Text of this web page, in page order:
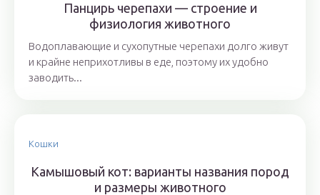
Панцирь черепахи — строение и
физиология животного
Водоплавающие и сухопутные черепахи долго живут
и крайне неприхотливы в еде, поэтому их удобно
заводить...
Кошки
Камышовый кот: варианты названия пород
и размеры животного